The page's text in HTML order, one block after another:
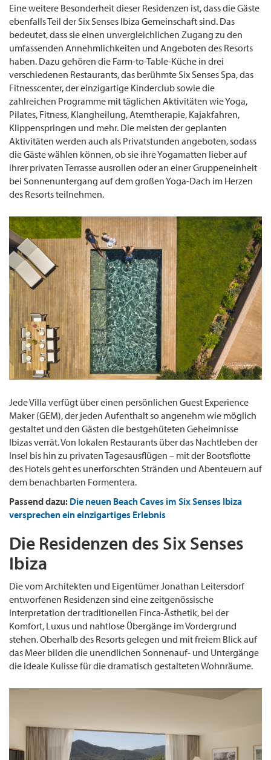
Eine weitere Besonderheit dieser Residenzen ist, dass die Gäste
ebenfalls Teil der Six Senses Ibiza Gemeinschaft sind. Das
bedeutet, dass sie einen unvergleichlichen Zugang zu den
umfassenden Annehmlichkeiten und Angeboten des Resorts
haben. Dazu gehören die Farm-to-Table-Küche in drei
verschiedenen Restaurants, das berühmte Six Senses Spa, das
Fitnesscenter, der einzigartige Kinderclub sowie die
zahlreichen Programme mit täglichen Aktivitäten wie Yoga,
Pilates, Fitness, Klangheilung, Atemtherapie, Kajakfahren,
Klippenspringen und mehr. Die meisten der geplanten
Aktivitäten werden auch als Privatstunden angeboten, sodass
die Gäste wählen können, ob sie ihre Yogamatten lieber auf
ihrer privaten Terrasse ausrollen oder an einer Gruppeneinheit
bei Sonnenuntergang auf dem großen Yoga-Dach im Herzen
des Resorts teilnehmen.
Jede Villa verfügt über einen persönlichen Guest Experience
Maker (GEM), der jeden Aufenthalt so angenehm wie möglich
gestaltet und den Gästen die bestgehüteten Geheimnisse
Ibizas verrät. Von lokalen Restaurants über das Nachtleben der
Insel bis hin zu privaten Tagesausflügen – mit der Bootsflotte
des Hotels geht es unerforschten Stränden und Abenteuern auf
dem benachbarten Formentera.
Passend dazu: Die neuen Beach Caves im Six Senses Ibiza
versprechen ein einzigartiges Erlebnis
Die Residenzen des Six Senses
Ibiza
Die vom Architekten und Eigentümer Jonathan Leitersdorf
entworfenen Residenzen sind eine zeitgenössische
Interpretation der traditionellen Finca-Ästhetik, bei der
Komfort, Luxus und nahtlose Übergänge im Vordergrund
stehen. Oberhalb des Resorts gelegen und mit freiem Blick auf
das Meer bilden die unendlichen Sonnenauf- und Untergänge
die ideale Kulisse für die dramatisch gestalteten Wohnräume.